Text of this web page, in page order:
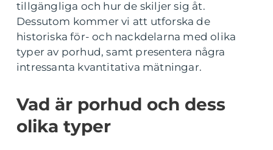
tillgängliga och hur de skiljer sig åt.
Dessutom kommer vi att utforska de
historiska för- och nackdelarna med olika
typer av porhud, samt presentera några
intressanta kvantitativa mätningar.
Vad är porhud och dess
olika typer